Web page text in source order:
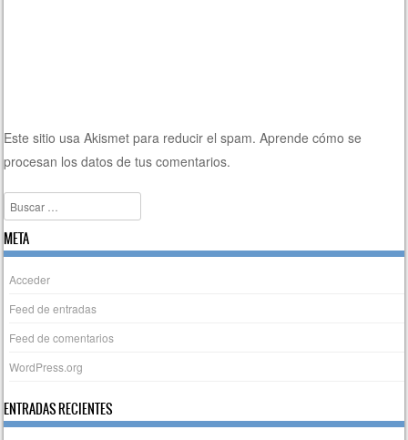
Este sitio usa Akismet para reducir el spam.Aprende cómo se
procesan los datos de tus comentarios.
Buscar
META
Acceder
Feed de entradas
Feed de comentarios
WordPress.org
ENTRADAS RECIENTES